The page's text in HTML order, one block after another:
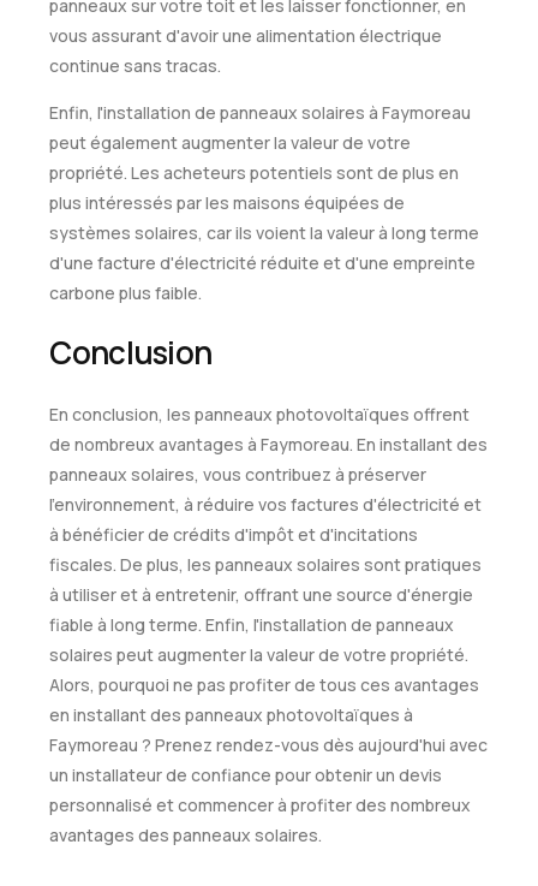
panneaux sur votre toit et les laisser fonctionner, en
vous assurant d'avoir une alimentation électrique
continue sans tracas.
Enfin, l'installation de panneaux solaires à Faymoreau
peut également augmenter la valeur de votre
propriété. Les acheteurs potentiels sont de plus en
plus intéressés par les maisons équipées de
systèmes solaires, car ils voient la valeur à long terme
d'une facture d'électricité réduite et d'une empreinte
carbone plus faible.
Conclusion
En conclusion, les panneaux photovoltaïques offrent
de nombreux avantages à Faymoreau. En installant des
panneaux solaires, vous contribuez à préserver
l'environnement, à réduire vos factures d'électricité et
à bénéficier de crédits d'impôt et d'incitations
fiscales. De plus, les panneaux solaires sont pratiques
à utiliser et à entretenir, offrant une source d'énergie
fiable à long terme. Enfin, l'installation de panneaux
solaires peut augmenter la valeur de votre propriété.
Alors, pourquoi ne pas profiter de tous ces avantages
en installant des panneaux photovoltaïques à
Faymoreau ? Prenez rendez-vous dès aujourd'hui avec
un installateur de confiance pour obtenir un devis
personnalisé et commencer à profiter des nombreux
avantages des panneaux solaires.